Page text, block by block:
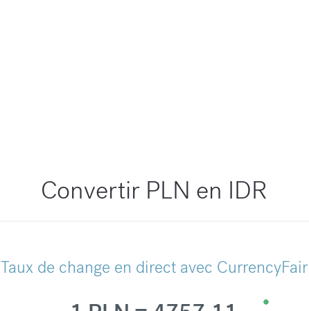
Convertir PLN en IDR
Taux de change en direct avec CurrencyFair